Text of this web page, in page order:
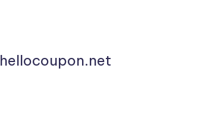
hellocoupon.net